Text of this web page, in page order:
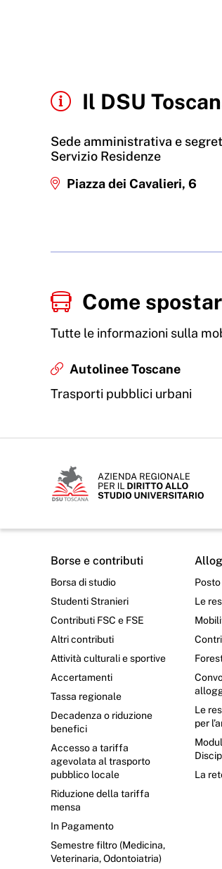
Il DSU
Sede amministrativa e
Servizio Residenze
Piazza dei Cavalieri, 6
Come
Tutte le informazioni sulla
Autolinee Toscane
Trasporti pubblici urbani
Borse e contributi
Borsa di studio
Studenti Stranieri
Contributi FSC e FSE
Altri contributi
Attività culturali e sportive
Accertamenti
Tassa regionale
Decadenza o riduzione
benefici
Accesso a tariffa
agevolata al trasporto
pubblico locale
Riduzione della tariffa
mensa
In Pagamento
Semestre filtro (Medicina,
Veterinaria, Odontoiatria)
Le
Le
per
La